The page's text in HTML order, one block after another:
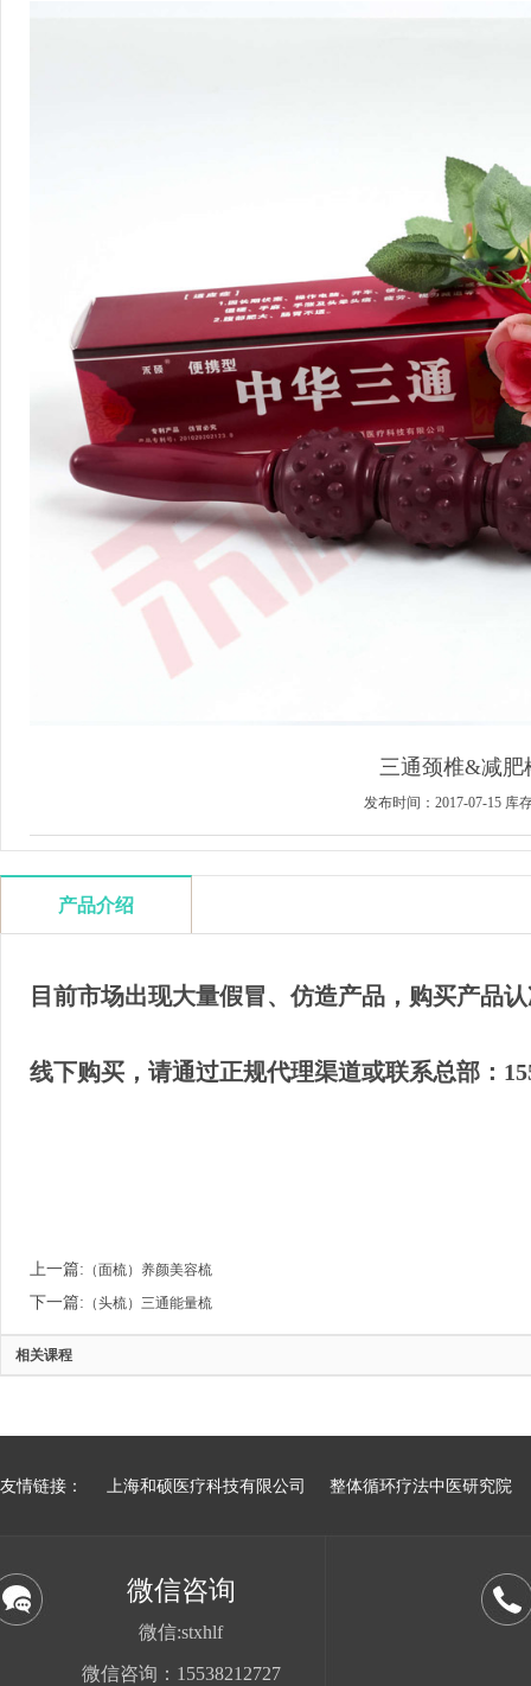
三通颈椎&减肥
发布时间：2017-07-15 库
产品介绍
目前市场出现大量假冒、仿造产品，购买产品
线下购买，请通过正规代理渠道或联系总部：
上一篇: （面梳）养颜美容梳
下一篇: （头梳）三通能量梳
相关课程
友情链接： 上海和硕医疗科技有限公司 整体循环疗法中医研究院
微信咨询
微信:stxhlf
微信咨询：15538212727